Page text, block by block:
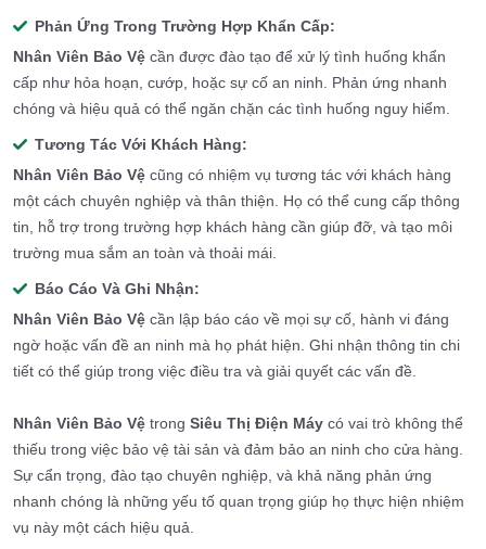
Phản Ứng Trong Trường Hợp Khẩn Cấp:
Nhân Viên Bảo Vệ cần được đào tạo để xử lý tình huống khẩn
cấp như hỏa hoạn, cướp, hoặc sự cố an ninh. Phản ứng nhanh
chóng và hiệu quả có thể ngăn chặn các tình huống nguy hiểm.
Tương Tác Với Khách Hàng:
Nhân Viên Bảo Vệ cũng có nhiệm vụ tương tác với khách hàng
một cách chuyên nghiệp và thân thiện. Họ có thể cung cấp thông
tin, hỗ trợ trong trường hợp khách hàng cần giúp đỡ, và tạo môi
trường mua sắm an toàn và thoải mái.
Báo Cáo Và Ghi Nhận:
Nhân Viên Bảo Vệ cần lập báo cáo về mọi sự cố, hành vi đáng
ngờ hoặc vấn đề an ninh mà họ phát hiện. Ghi nhận thông tin chi
tiết có thể giúp trong việc điều tra và giải quyết các vấn đề.
Nhân Viên Bảo Vệ trong Siêu Thị Điện Máy có vai trò không thể
thiếu trong việc bảo vệ tài sản và đảm bảo an ninh cho cửa hàng.
Sự cẩn trọng, đào tạo chuyên nghiệp, và khả năng phản ứng
nhanh chóng là những yếu tố quan trọng giúp họ thực hiện nhiệm
vụ này một cách hiệu quả.